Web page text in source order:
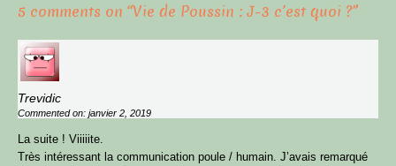
5 comments on “Vie de Poussin : J-3 c’est quoi ?”
Trevidic
Commented on: janvier 2, 2019
La suite ! Viiiiite.
Très intéressant la communication poule / humain. J’avais remarqué